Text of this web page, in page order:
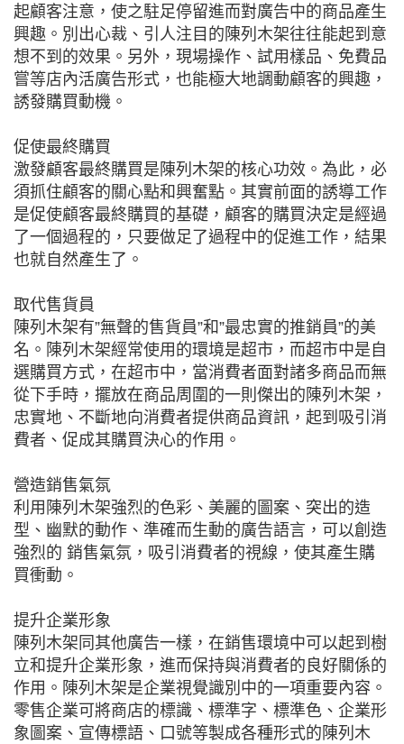
起顧客注意，使之駐足停留進而對廣告中的商品產生
興趣。別出心裁、引人注目的陳列木架往往能起到意
想不到的效果。另外，現場操作、試用樣品、免費品
嘗等店內活廣告形式，也能極大地調動顧客的興趣，
誘發購買動機。
促使最終購買
激發顧客最終購買是陳列木架的核心功效。為此，必
須抓住顧客的關心點和興奮點。其實前面的誘導工作
是促使顧客最終購買的基礎，顧客的購買決定是經過
了一個過程的，只要做足了過程中的促進工作，結果
也就自然產生了。
取代售貨員
陳列木架有”無聲的售貨員”和”最忠實的推銷員”的美
名。陳列木架經常使用的環境是超市，而超市中是自
選購買方式，在超市中，當消費者面對諸多商品而無
從下手時，擺放在商品周圍的一則傑出的陳列木架，
忠實地、不斷地向消費者提供商品資訊，起到吸引消
費者、促成其購買決心的作用。
營造銷售氣氛
利用陳列木架強烈的色彩、美麗的圖案、突出的造
型、幽默的動作、準確而生動的廣告語言，可以創造
強烈的 銷售氣氛，吸引消費者的視線，使其產生購
買衝動。
提升企業形象
陳列木架同其他廣告一樣，在銷售環境中可以起到樹
立和提升企業形象，進而保持與消費者的良好關係的
作用。陳列木架是企業視覺識別中的一項重要內容。
零售企業可將商店的標識、標準字、標準色、企業形
象圖案、宣傳標語、口號等製成各種形式的陳列木